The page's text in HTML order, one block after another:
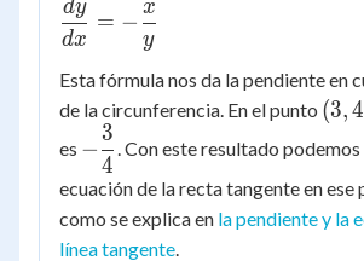
\dfrac{dy}
{dx} = -
{y}
dx
dy
= −
y
x
Esta fórmula nos da la pendiente en
de la circunferencia. En el punto (3,
(3,4
es
\dfrac{3}
{4}
−
4
3
. Con este resultado
ecuación de la recta tangente en ese
como se explica en la pendiente y la
línea tangente